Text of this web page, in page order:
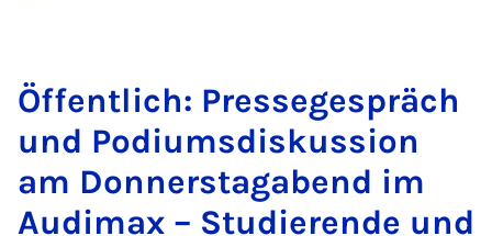
Öf­fent­lich: Pres­se­ge­spräch
und Po­di­ums­dis­kus­si­on
am Don­ners­tag­abend im
Au­di­max – Stu­die­ren­de und